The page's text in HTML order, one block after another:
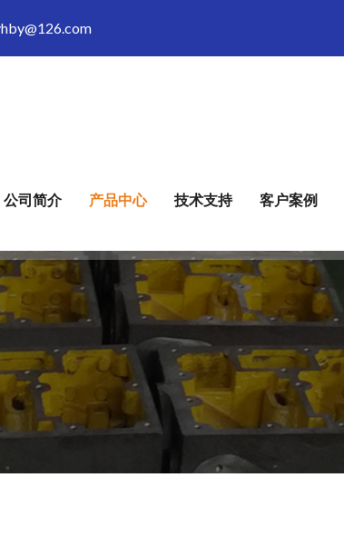
公司简介 产品中心 技术支持 客户案例